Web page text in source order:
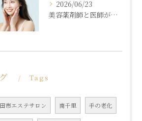
2026/06/23
美容薬剤師と医師が共同開発した商材と「真皮層フェイシャル」で内側からもっちり潤う素肌へ
Tags
市エステサロン 南千里 手の老化